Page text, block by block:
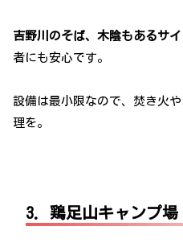
吉野川のそば、木陰もあるサイ
者にも安心です。
設備は最小限なので、焚き火
理を。
3. 鶏足山キャンプ